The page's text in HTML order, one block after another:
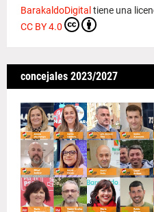
BarakaldoDigital tiene una
CC BY 4.0
concejales 2023/2027